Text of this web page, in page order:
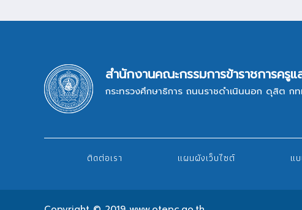
ระบบสารบรรณอิเล็กทรอนิกส์ ระบบรา
ระบบสารบรรณ สป. ระบบสลิ
สำนักงานคณะกรรมการข้าราชการครู
กระทรวงศึกษาธิการ ถนนราชดำเนินนอก ดุสิต ก
ติดต่อเรา แผนผังเว็บไซต์ แ